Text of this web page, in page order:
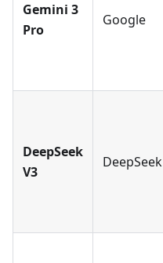
Gemini 3
Pro
Google
DeepSeek
V3
DeepSeek